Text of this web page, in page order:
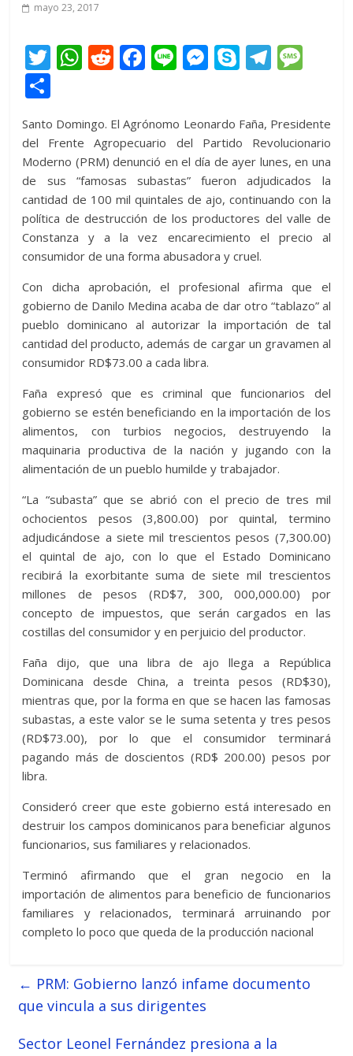
mayo 23, 2017
T
er
W
s
A
p
p
R
di
t
F
b
o
o
k
Li M
e
n
g
er
S
p
e
T
gr
a
m
a
g
e
m
p
ar
ti
r
Santo Domingo. El Agrónomo Leonardo Faña, Presidente
del Frente Agropecuario del Partido Revolucionario
Moderno (PRM) denunció en el día de ayer lunes, en una
de sus “famosas subastas” fueron adjudicados la
cantidad de 100 mil quintales de ajo, continuando con la
política de destrucción de los productores del valle de
Constanza y a la vez encarecimiento el precio al
consumidor de una forma abusadora y cruel.
Con dicha aprobación, el profesional afirma que el
gobierno de Danilo Medina acaba de dar otro “tablazo” al
pueblo dominicano al autorizar la importación de tal
cantidad del producto, además de cargar un gravamen al
consumidor RD$73.00 a cada libra.
Faña expresó que es criminal que funcionarios del
gobierno se estén beneficiando en la importación de los
alimentos, con turbios negocios, destruyendo la
maquinaria productiva de la nación y jugando con la
alimentación de un pueblo humilde y trabajador.
“La “subasta” que se abrió con el precio de tres mil
ochocientos pesos (3,800.00) por quintal, termino
adjudicándose a siete mil trescientos pesos (7,300.00)
el quintal de ajo, con lo que el Estado Dominicano
recibirá la exorbitante suma de siete mil trescientos
millones de pesos (RD$7, 300, 000,000.00) por
concepto de impuestos, que serán cargados en las
costillas del consumidor y en perjuicio del productor.
Faña dijo, que una libra de ajo llega a República
Dominicana desde China, a treinta pesos (RD$30),
mientras que, por la forma en que se hacen las famosas
subastas, a este valor se le suma setenta y tres pesos
(RD$73.00), por lo que el consumidor terminará
pagando más de doscientos (RD$ 200.00) pesos por
libra.
Consideró creer que este gobierno está interesado en
destruir los campos dominicanos para beneficiar algunos
funcionarios, sus familiares y relacionados.
Terminó afirmando que el gran negocio en la
importación de alimentos para beneficio de funcionarios
familiares y relacionados, terminará arruinando por
completo lo poco que queda de la producción nacional
← PRM: Gobierno lanzó infame documento
que vincula a sus dirigentes
Sector Leonel Fernández presiona a la